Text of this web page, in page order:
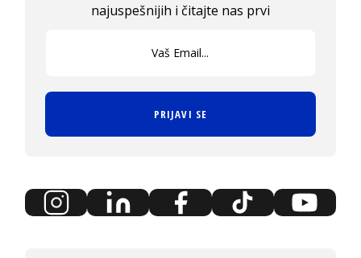
najuspešnijih i čitajte nas prvi
PRIJAVI SE